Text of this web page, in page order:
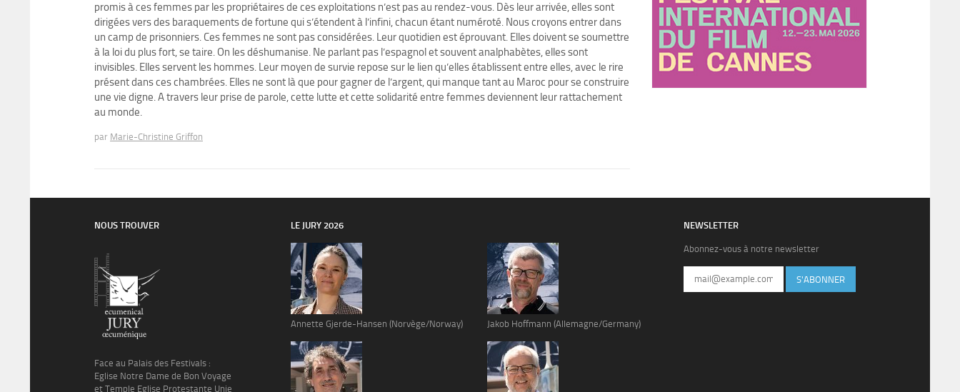
promis à ces femmes par les propriétaires de ces exploitations n’est pas au rendez-vous. Dès leur arrivée, elles sont
dirigées vers des baraquements de fortune qui s’étendent à l’infini, chacun étant numéroté. Nous croyons entrer dans
un camp de prisonniers. Ces femmes ne sont pas considérées. Leur quotidien est éprouvant. Elles doivent se soumettre
à la loi du plus fort, se taire. On les déshumanise. Ne parlant pas l’espagnol et souvent analphabètes, elles sont
invisibles. Elles servent les hommes. Leur moyen de survie repose sur le lien qu’elles établissent entre elles, avec le rire
présent dans ces chambrées. Elles ne sont là que pour gagner de l’argent, qui manque tant au Maroc pour se construire
une vie digne. A travers leur prise de parole, cette lutte et cette solidarité entre femmes deviennent leur rattachement
au monde.
par Marie-Christine Griffon
NOUS TROUVER
Face au Palais des Festivals :
Eglise Notre Dame de Bon Voyage
et Temple Eglise Protestante Unie
LE JURY 2026
Annette Gjerde-Hansen (Norvège/Norway) Jakob Hoffmann (Allemagne/Germany)
NEWSLETTER
Abonnez-vous à notre newsletter
S'ABONNER